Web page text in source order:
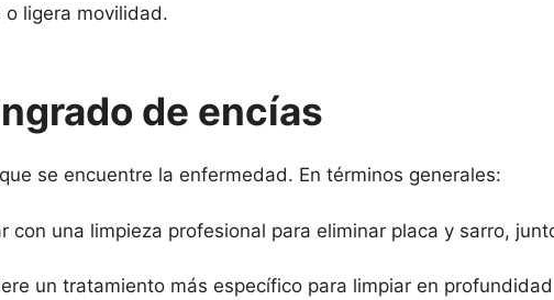
o ligera movilidad.
de encías
se encuentre la enfermedad. En términos generales:
con una limpieza profesional para eliminar placa y sarro,
un tratamiento más específico para limpiar en